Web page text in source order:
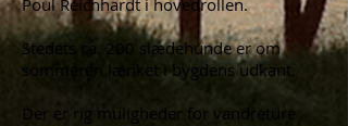
Poul Reichhardt i hovedrollen.
Stedets ca. 200 slædehunde er om
sommeren lænket i bygdens udkant.
Der er rig muligheder for vandreture